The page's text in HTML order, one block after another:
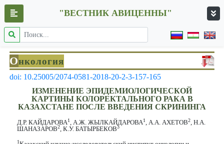
"ВЕСТНИК АВИЦЕННЫ"
Онкология
doi: 10.25005/2074-0581-2018-20-2-3-157-165
ИЗМЕНЕНИЕ ЭПИДЕМИОЛОГИЧЕСКОЙ
КАРТИНЫ КОЛОРЕКТАЛЬНОГО РАКА В
КАЗАХСТАНЕ ПОСЛЕ ВВЕДЕНИЯ СКРИНИНГА
Д.Р. КАЙДАРОВА1, А.Ж. ЖЫЛКАЙДАРОВА1, А.А. АХЕТОВ2, Н.А.
ШАНАЗАРОВ2, К.У. БАТЫРБЕКОВ3
1